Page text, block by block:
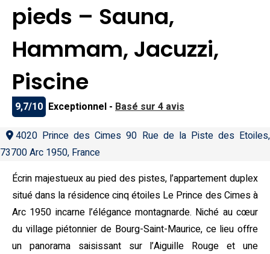
pieds – Sauna,
Hammam, Jacuzzi,
Piscine
9,7/10 Exceptionnel - Basé sur 4 avis
4020 Prince des Cimes 90 Rue de la Piste des Etoiles,
73700 Arc 1950, France
Écrin majestueux au pied des pistes, l’appartement duplex
situé dans la résidence cinq étoiles Le Prince des Cimes à
Arc 1950 incarne l’élégance montagnarde. Niché au cœur
du village piétonnier de Bourg-Saint-Maurice, ce lieu offre
un panorama saisissant sur l’Aiguille Rouge et une